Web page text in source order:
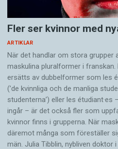
Fler ser kvinnor med
ARTIKLAR
När det handlar om stora grupper
maskulina pluralformer i
ersätts av dubbel­former som les
(’de kvinnliga och de manliga
studenterna’) eller les
ingår – är det också fler som
kvinnor finns i grupperna. När
där­emot många som föreställer
män. Julia Tibblin, nybliven doktor